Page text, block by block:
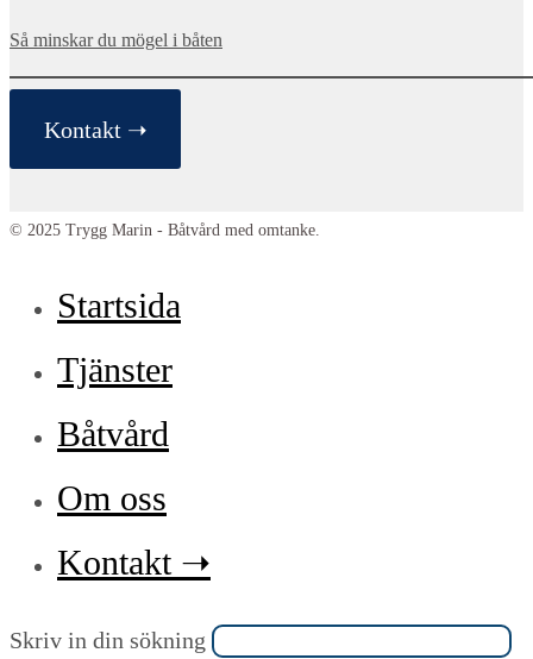
Så minskar du mögel i båten
Kontakt ➝
© 2025 Trygg Marin - Båtvård med omtanke.
Startsida
Tjänster
Båtvård
Om oss
Kontakt ➝
Sök
Skriv in din sökning